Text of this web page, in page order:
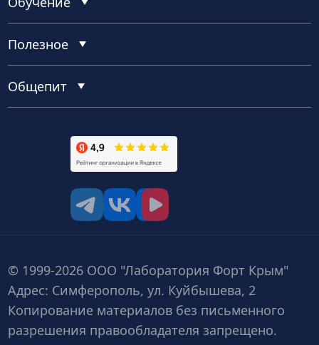
Полезное
Общепит
© 1999-2026 ООО "Лаборатория Форт Крым"
Адрес: Симферополь, ул. Куйбышева, 2
Копирование материалов без письменного
разрешения правообладателя запрещено.